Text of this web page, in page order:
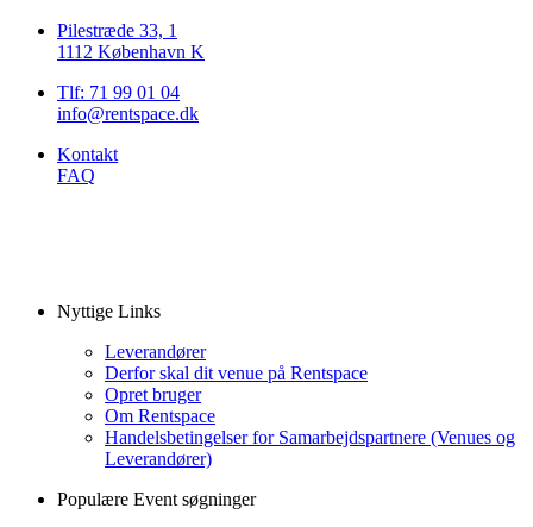
Pilestræde 33, 1
1112 København K
Tlf: 71 99 01 04
info@rentspace.dk
Kontakt
FAQ
Nyttige Links
Leverandører
Derfor skal dit venue på Rentspace
Opret bruger
Om Rentspace
Handelsbetingelser for Samarbejdspartnere (Venues og
Leverandører)
Populære Event søgninger